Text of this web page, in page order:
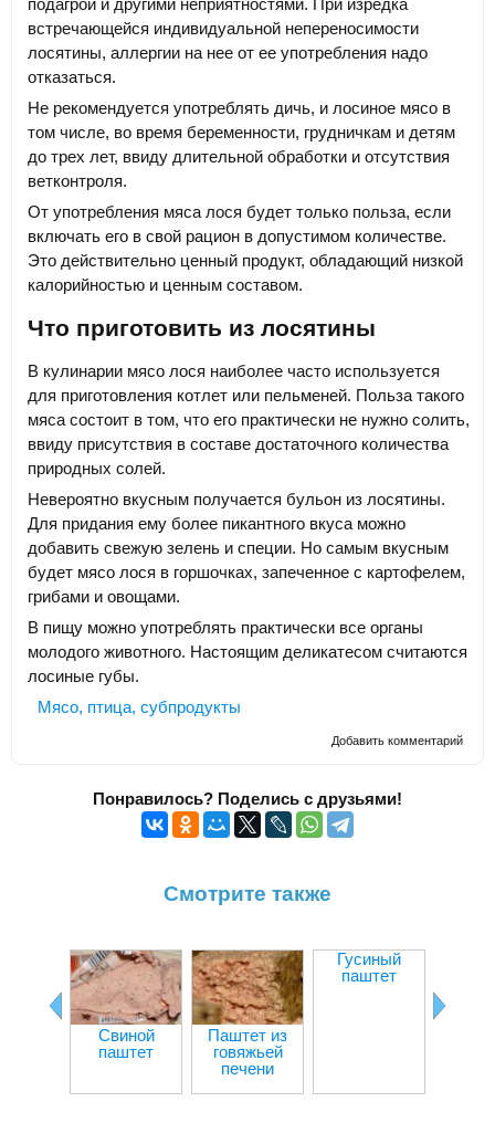
встречающейся индивидуальной непереносимости
лосятины, аллергии на нее от ее употребления надо
отказаться.
Не рекомендуется употреблять дичь, и лосиное мясо в
том числе, во время беременности, грудничкам и детям
до трех лет, ввиду длительной обработки и отсутствия
ветконтроля.
От употребления мяса лося будет только польза, если
включать его в свой рацион в допустимом количестве.
Это действительно ценный продукт, обладающий низкой
калорийностью и ценным составом.
Что приготовить из лосятины
В кулинарии мясо лося наиболее часто используется
для приготовления котлет или пельменей. Польза такого
мяса состоит в том, что его практически не нужно солить,
ввиду присутствия в составе достаточного количества
природных солей.
Невероятно вкусным получается бульон из лосятины.
Для придания ему более пикантного вкуса можно
добавить свежую зелень и специи. Но самым вкусным
будет мясо лося в горшочках, запеченное с картофелем,
грибами и овощами.
В пищу можно употреблять практически все органы
молодого животного. Настоящим деликатесом считаются
лосиные губы.
Мясо, птица, субпродукты
Добавить комментарий
Понравилось? Поделись с друзьями!
Смотрите также
Свиной
паштет
Паштет из
говяжьей
печени
Гусиный
паштет